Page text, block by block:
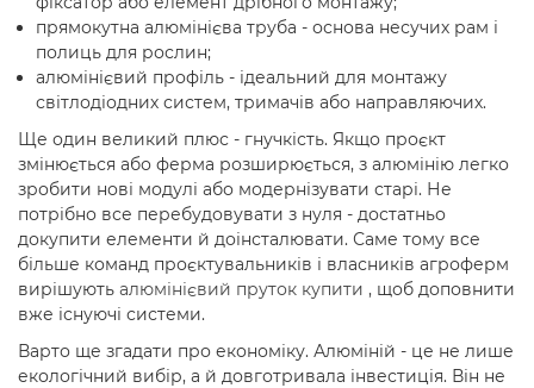
прямокутна алюмінієва труба - основа несучих рам і
полиць для рослин;
алюмінієвий профіль - ідеальний для монтажу
світлодіодних систем, тримачів або направляючих.
Ще один великий плюс - гнучкість. Якщо проєкт
змінюється або ферма розширюється, з алюмінію легко
зробити нові модулі або модернізувати старі. Не
потрібно все перебудовувати з нуля - достатньо
докупити елементи й доінсталювати. Саме тому все
більше команд проєктувальників і власників агроферм
вирішують алюмінієвий пруток купити , щоб доповнити
вже існуючі системи.
Варто ще згадати про економіку. Алюміній - це не лише
екологічний вибір, а й довготривала інвестиція. Він не